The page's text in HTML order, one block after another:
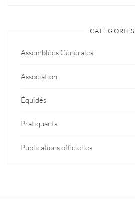
CATÉGORIES
Assemblées Générales
Association
Équidés
Pratiquants
Publications officielles